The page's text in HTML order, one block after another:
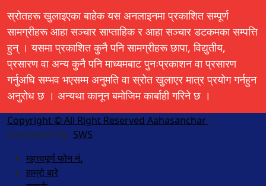
स्रोतहरू खुलाइएका बाहेक यस अनलाइनमा प्रकाशित सम्पूर्ण
सामग्रीहरू आहा सञ्चार साप्ताहिक र आहा सञ्चार डटकमका सम्पत्ति
हुन् । यसमा प्रकाशित कुनै पनि सामग्रीहरू छापा, विद्युतीय,
प्रसारण वा अन्य कुनै पनि माध्यमबाट पुनःप्रकाशन वा प्रसारण
गर्नुअघि सम्भव भएसम्म अनुमति वा स्रोत खुलाएर मात्र प्रयोग गर्नहुन
अनुरोध छ । अन्यथा कानून बमोजिम कार्बाही गरिने छ ।
Copyright © All Right Reserved Aahasanchar |
Developed By: SWS.
महत्त्वपूर्ण फोन नं.
हाम्रो बारे